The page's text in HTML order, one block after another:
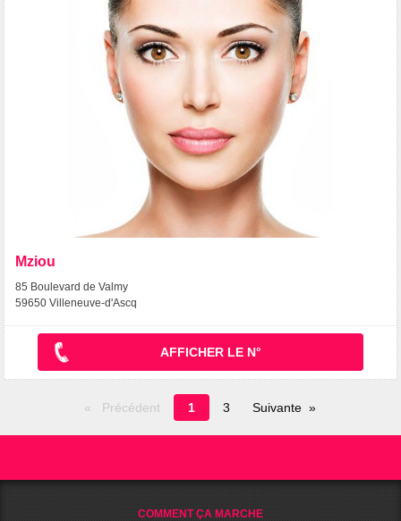
Mziou
85 Boulevard de Valmy
59650 Villeneuve-d'Ascq
AFFICHER LE N°
Précédent
Page
en
1 3 Suivante
COMMENT ÇA MARCHE